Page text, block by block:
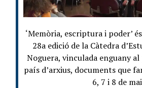
‘Memòria, escriptura i poder’
28a edició de la Càtedra
Noguera, vinculada enguany
país d’arxius, documents que
6, 7 i 8 de